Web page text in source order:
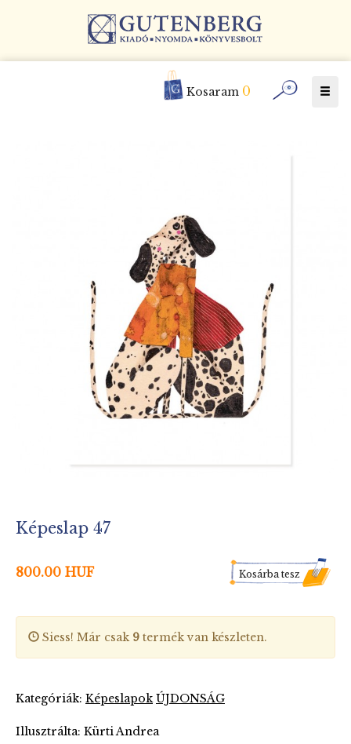
Kosaram 0
Képeslap 47
800.00 HUF Kosárba tesz
Siess! Már csak 9 termék van készleten.
Kategóriák: Képeslapok ÚJDONSÁG
Illusztrálta: Kürti Andrea